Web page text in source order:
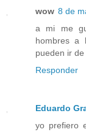
wow 8 de
a mi me
hombres a
pueden ir
Responder
Eduardo
yo prefiero